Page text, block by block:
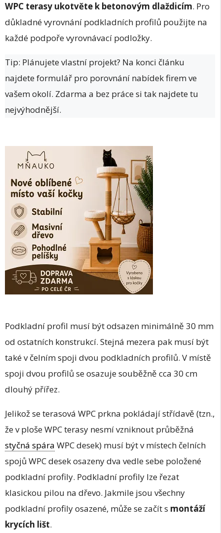
WPC terasy ukotvěte k betonovým dlaždicím. Pro
důkladné vyrovnání podkladních profilů použijte na
každé podpoře vyrovnávací podložky.
Tip: Plánujete vlastní projekt? Na konci článku
najdete formulář pro porovnání nabídek firem ve
vašem okolí. Zdarma a bez práce si tak najdete tu
nejvýhodnější.
Podkladní profil musí být odsazen minimálně 30 mm
od ostatních konstrukcí. Stejná mezera pak musí být
také v čelním spoji dvou podkladních profilů. V místě
spoji dvou profilů se osazuje souběžně cca 30 cm
dlouhý přířez.
Jelikož se terasová WPC prkna pokládají střídavě (tzn.,
že v ploše WPC terasy nesmí vzniknout průběžná
styčná spára WPC desek) musí být v místech čelních
spojů WPC desek osazeny dva vedle sebe položené
podkladní profily. Podkladní profily lze řezat
klasickou pilou na dřevo. Jakmile jsou všechny
podkladní profily osazené, může se začít s montáží
krycích lišt.